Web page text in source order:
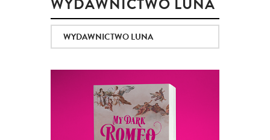
WYDAWNICTWO LUNA